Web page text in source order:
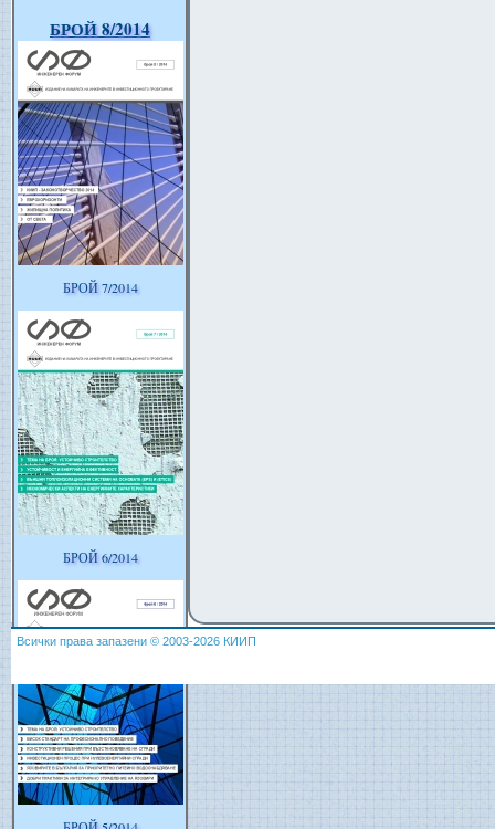
БРОЙ 8/2014
БРОЙ 7/2014
БРОЙ 6/2014
Всички права запазени © 2003-2026 КИИП